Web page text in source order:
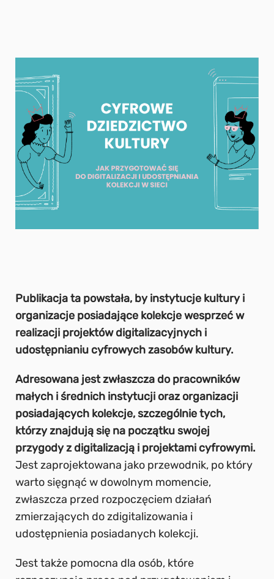
Publikacja ta powstała, by instytucje kultury i
organizacje posiadające kolekcje wesprzeć w
realizacji projektów digitalizacyjnych i
udostępnianiu cyfrowych zasobów kultury.
Adresowana jest zwłaszcza do pracowników
małych i średnich instytucji oraz organizacji
posiadających kolekcje, szczególnie tych,
którzy znajdują się na początku swojej
przygody z digitalizacją i projektami cyfrowymi.
Jest zaprojektowana jako przewodnik, po który
warto sięgnąć w dowolnym momencie,
zwłaszcza przed rozpoczęciem działań
zmierzających do zdigitalizowania i
udostępnienia posiadanych kolekcji.
Jest także pomocna dla osób, które